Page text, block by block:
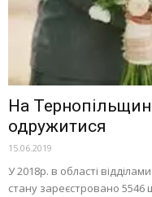
На
одружитися
15.06.2019
У 2018р. в області
стану зареєстровано 5546